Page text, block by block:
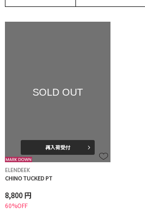
SOLD OUT
再入荷受付
ELENDEEK
CHINO TUCKED PT
8,800 円
60%OFF